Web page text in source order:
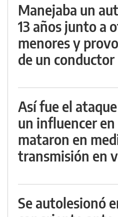
Manejaba un
13 años junto a
menores y
de un conductor
Así fue el
un influencer
mataron en
transmisión en
Se autolesionó